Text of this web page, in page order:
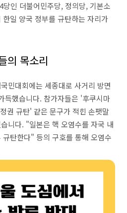
인 더불어민주당, 정의당, 기본소
일 양국 정부를 규탄하는 자리가
의 목소리
민대회에는 세종대로 사거리 방면
득했습니다. 참가자들은 '후쿠시마
권 규탄' 같은 문구가 적힌 손팻말
니다. "일본은 핵 오염수를 자국 내
탄한다" 등의 구호를 통해 오염수